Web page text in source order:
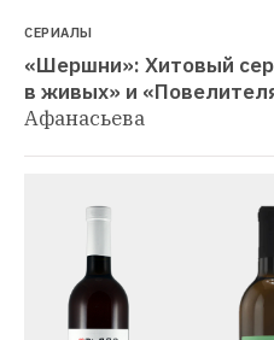
СЕРИАЛЫ
«Шершни»: Хитовый
в живых» и
Афанасьева